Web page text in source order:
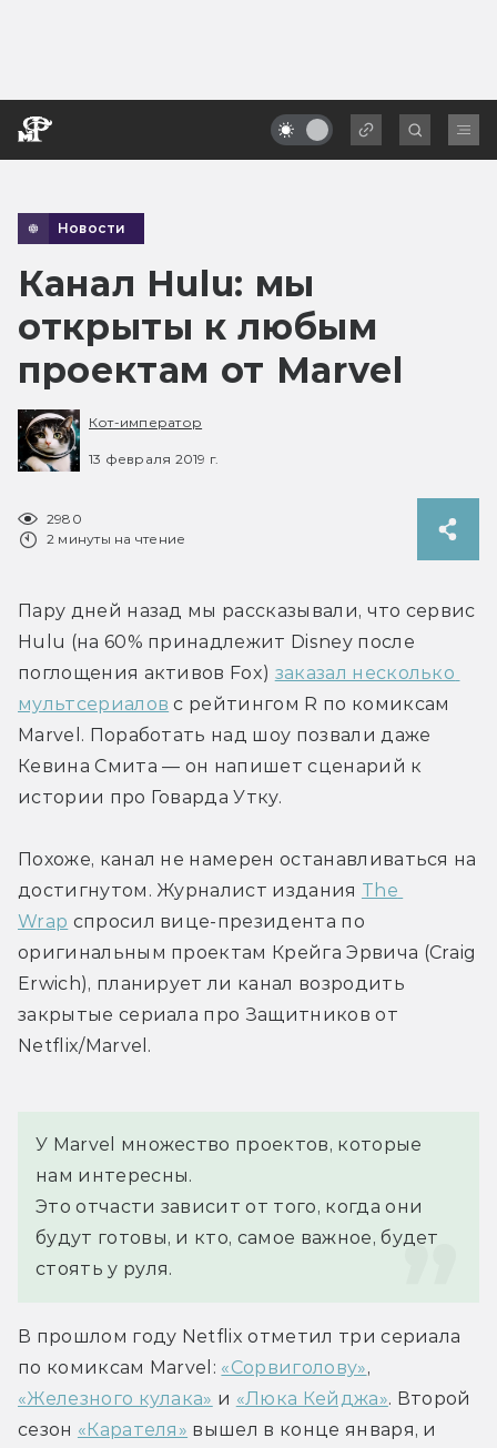
Новости
Канал Hulu: мы
открыты к любым
проектам от Marvel
Кот-император
13 февраля 2019 г.
2980
2 минуты на чтение
Пару дней назад мы рассказывали, что сервис
Hulu (на 60% принадлежит Disney после
поглощения активов Fox) заказал несколько
мультсериалов с рейтингом R по комиксам
Marvel. Поработать над шоу позвали даже
Кевина Смита — он напишет сценарий к
истории про Говарда Утку.
Похоже, канал не намерен останавливаться на
достигнутом. Журналист издания The
Wrap спросил вице-президента по
оригинальным проектам Крейга Эрвича (Craig
Erwich), планирует ли канал возродить
закрытые сериала про Защитников от
Netflix/Marvel.
У Marvel множество проектов, которые
нам интересны.
Это отчасти зависит от того, когда они
будут готовы, и кто, самое важное, будет
стоять у руля.
В прошлом году Netflix отметил три сериала
по комиксам Marvel: «Сорвиголову»
«Железного кулака» и «Люка Кейджа». Второй
сезон «Карателя» вышел в конце января, и